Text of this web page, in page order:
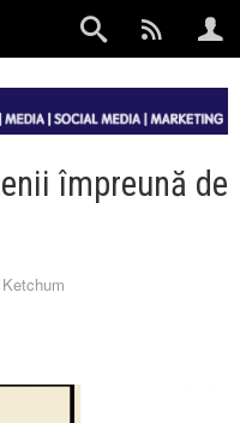
împreună de